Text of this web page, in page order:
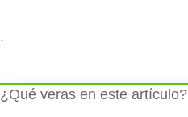
.
¿Qué veras en este artículo?